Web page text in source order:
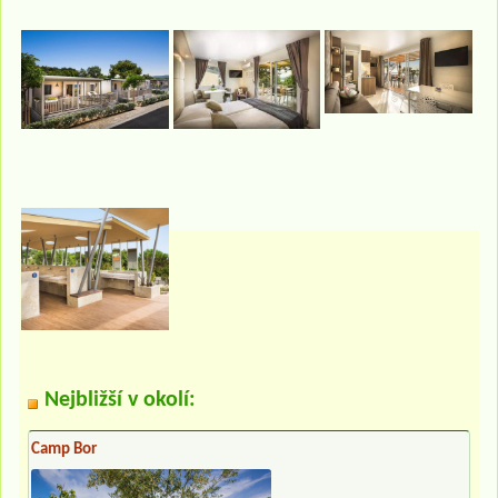
Nejbližší v okolí:
Camp Bor